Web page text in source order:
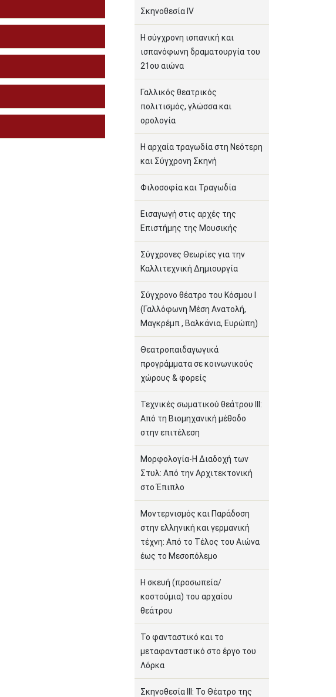
Σκηνοθεσία IV
Η σύγχρονη ισπανική και
ισπανόφωνη δραματουργία του
21ου αιώνα
Γαλλικός θεατρικός
πολιτισμός, γλώσσα και
ορολογία
Η αρχαία τραγωδία στη Νεότερη
και Σύγχρονη Σκηνή
Φιλοσοφία και Τραγωδία
Εισαγωγή στις αρχές της
Επιστήμης της Μουσικής
Σύγχρονες Θεωρίες για την
Καλλιτεχνική Δημιουργία
Σύγχρονο θέατρο του Κόσμου Ι
(Γαλλόφωνη Μέση Ανατολή,
Μαγκρέμπ , Βαλκάνια, Ευρώπη)
Θεατροπαιδαγωγικά
προγράμματα σε κοινωνικούς
χώρους & φορείς
Τεχνικές σωματικού θεάτρου ΙΙΙ:
Από τη Βιομηχανική μέθοδο
στην επιτέλεση
Μορφολογία-Η Διαδοχή των
Στυλ: Από την Αρχιτεκτονική
στο Έπιπλο
Μοντερνισμός και Παράδοση
στην ελληνική και γερμανική
τέχνη: Από το Τέλος του Αιώνα
έως το Μεσοπόλεμο
Η σκευή (προσωπεία/
κοστούμια) του αρχαίου
θεάτρου
Το φανταστικό και το
μεταφανταστικό στο έργο του
Λόρκα
Σκηνοθεσία ΙΙΙ: Το Θέατρο της